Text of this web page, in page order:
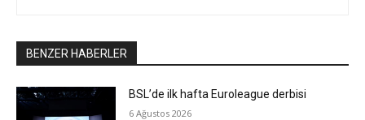
BENZER HABERLER
BSL’de ilk hafta Euroleague derbisi
6 Ağustos 2026